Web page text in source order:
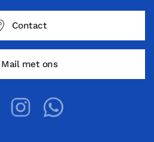
Contact
Mail met ons